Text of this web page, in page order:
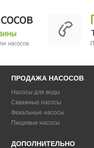
ПРОДАЖА НАСОСОВ
Насосы для воды
Скважные насосы
Фекальные насосы
Пищевые насосы
ДОПОЛНИТЕЛЬНО